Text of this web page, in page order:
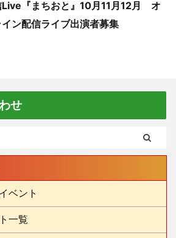
Live『まちおと』10月11月12月 オ
イン配信ライブ出演者募集
せ
ベント
一覧